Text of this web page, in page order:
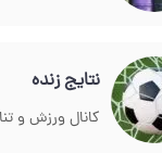
نتایج زنده
کانال ورزش و